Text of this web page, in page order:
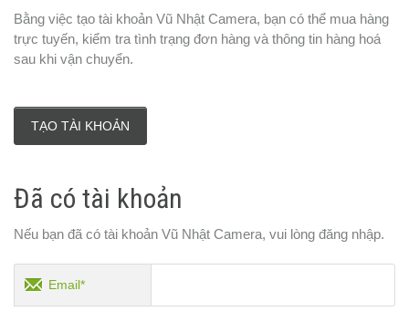
Bằng việc tạo tài khoản Vũ Nhật Camera, bạn có thể mua hàng
trực tuyến, kiểm tra tình trạng đơn hàng và thông tin hàng hoá
sau khi vận chuyển.
TẠO TÀI KHOẢN
Đã có tài khoản
Nếu bạn đã có tài khoản Vũ Nhật Camera, vui lòng đăng nhập.
Email*